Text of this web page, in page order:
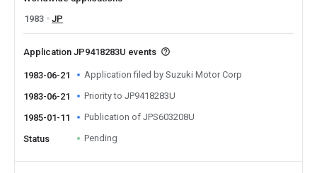
1983
JP
Application JP9418283U events
1983-06-21 Application filed by Suzuki Motor Corp
1983-06-21 Priority to JP9418283U
1985-01-11 Publication of JPS603208U
Status Pending